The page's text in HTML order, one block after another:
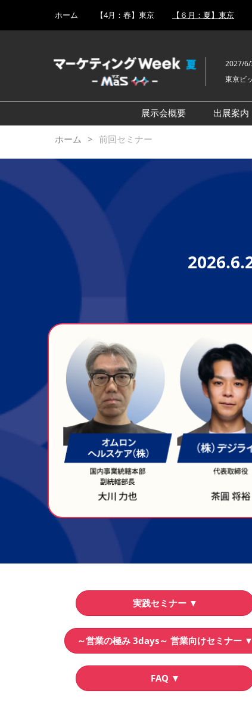
キ
し
to
ホーム 【4月：春】東京 【６月：夏】東京
2027/6/
東京ビ
展示会概要
SNS・インフルエンサ
化 EXPO
ブランド戦略・PR EXPO
出展案内
出展
ル
ホーム 前回セミナー
実践セミナー ▼
～営業の極み 3days～ 営業向けセミナー ▼
FAQ ▼